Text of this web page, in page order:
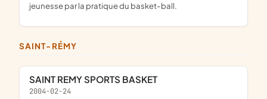
jeunesse par la pratique du basket-ball.
SAINT-RÉMY
SAINT REMY SPORTS BASKET
2004-02-24